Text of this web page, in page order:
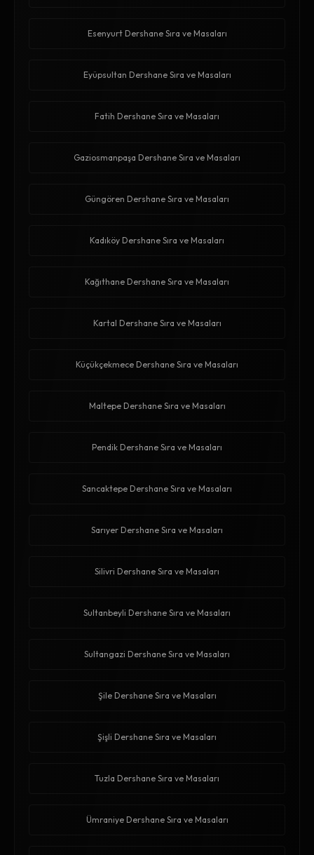
Esenyurt Dershane Sıra ve Masaları
Eyüpsultan Dershane Sıra ve Masaları
Fatih Dershane Sıra ve Masaları
Gaziosmanpaşa Dershane Sıra ve Masaları
Güngören Dershane Sıra ve Masaları
Kadıköy Dershane Sıra ve Masaları
Kağıthane Dershane Sıra ve Masaları
Kartal Dershane Sıra ve Masaları
Küçükçekmece Dershane Sıra ve Masaları
Maltepe Dershane Sıra ve Masaları
Pendik Dershane Sıra ve Masaları
Sancaktepe Dershane Sıra ve Masaları
Sarıyer Dershane Sıra ve Masaları
Silivri Dershane Sıra ve Masaları
Sultanbeyli Dershane Sıra ve Masaları
Sultangazi Dershane Sıra ve Masaları
Şile Dershane Sıra ve Masaları
Şişli Dershane Sıra ve Masaları
Tuzla Dershane Sıra ve Masaları
Ümraniye Dershane Sıra ve Masaları